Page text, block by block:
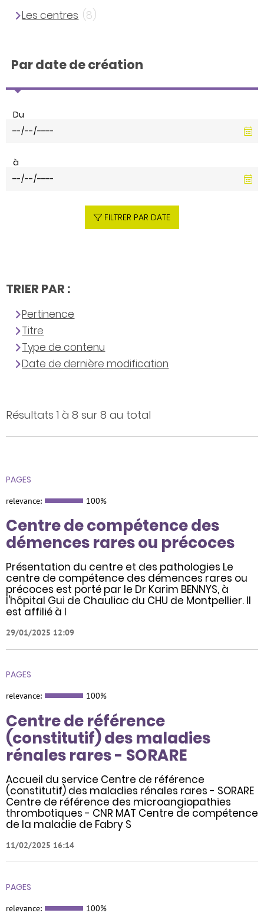
Résultats 1 à 8 sur 8 au total
PAGES
relevance: 100%
Centre de compétence des
démences rares ou précoces
Présentation du centre et des pathologies Le
centre de compétence des démences rares ou
précoces est porté par le Dr Karim BENNYS, à
l'hôpital Gui de Chauliac du CHU de Montpellier. Il
est affilié à l
29/01/2025 12:09
PAGES
relevance: 100%
Centre de référence
(constitutif) des maladies
rénales rares - SORARE
Accueil du service Centre de référence
(constitutif) des maladies rénales rares - SORARE
Centre de référence des microangiopathies
thrombotiques - CNR MAT Centre de compétence
de la maladie de Fabry S
11/02/2025 16:14
PAGES
relevance: 100%
Les centres (8)
Par date de création
Du
à
FILTRER PAR DATE
TRIER PAR :
Pertinence
Titre
Type de contenu
Date de dernière modification